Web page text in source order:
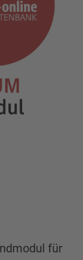
für